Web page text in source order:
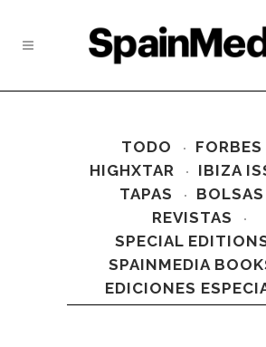
TODO
FORBES
HIGHXTAR
IBIZA
TAPAS
BOLSAS
REVISTAS
SPECIAL
SPAINMEDIA
EDICIONES